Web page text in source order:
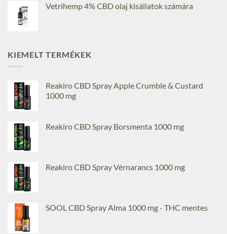
Vetrihemp 4% CBD olaj kisállatok számára
KIEMELT TERMÉKEK
Reakiro CBD Spray Apple Crumble & Custard
1000 mg
Reakiro CBD Spray Borsmenta 1000 mg
Reakiro CBD Spray Vérnarancs 1000 mg
SOOL CBD Spray Alma 1000 mg - THC mentes